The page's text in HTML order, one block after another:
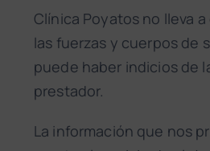
Clínica Poyatos no lleva
las fuerzas y cuerpos de
puede haber indicios de
prestador.
La información que nos